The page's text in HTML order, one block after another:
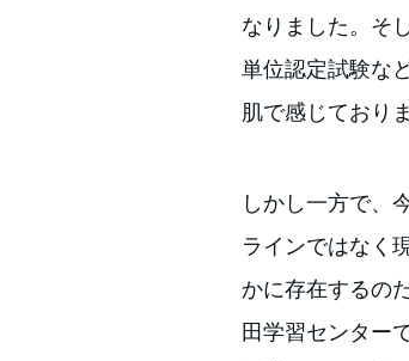
なりました。そ
単位認定試験な
肌で感じており
しかし一方で、
ラインではなく
かに存在するの
田学習センター